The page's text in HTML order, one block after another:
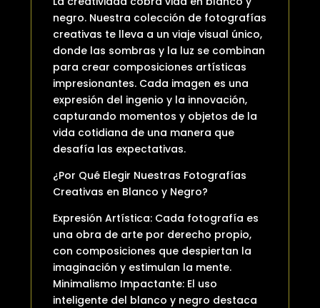
negro. Nuestra colección de fotografías
creativas te lleva a un viaje visual único,
donde las sombras y la luz se combinan
para crear composiciones artísticas
impresionantes. Cada imagen es una
expresión del ingenio y la innovación,
capturando momentos y objetos de la
vida cotidiana de una manera que
desafía las expectativas.
¿Por Qué Elegir Nuestras Fotografías
Creativas en Blanco y Negro?
Expresión Artística: Cada fotografía es
una obra de arte por derecho propio,
con composiciones que despiertan la
imaginación y estimulan la mente.
Minimalismo Impactante: El uso
inteligente del blanco y negro destaca